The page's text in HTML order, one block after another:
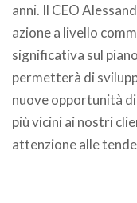
anni. Il CEO
azione a livello
significativa sul
permetterà di
nuove opportunità di
più vicini ai nostri
attenzione alle